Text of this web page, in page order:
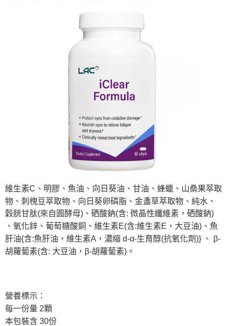
2.基於同意付款使用「大哥付你分期」之契約關係目的，商店將以您的個人
由本公司與您本人進行分期帳單所需資料之確認、核對及更正。
3.完整用戶服務條款，請詳閱以下連結：
https://oppay.tw/userRule
※ 交易是否成功請以「AFTEE先享後付 」之結帳頁面顯示為準，若有關於
是否繳費成功／繳費後需取消欲退款等相關疑問，請聯繫「AFTEE先享後付
https://netprotections.freshdesk.com/support/home
１．透過由恩沛科技股份有限公司提供之「AFTEE先享後付」服務完成之交
易，需依本服務之必要範圍內提供個人資料，並將交易相關給付款項請求債
權轉讓予恩沛科技股份有限公司。
２．關於個人資料處理事宜，請瀏覽以下網址：
https://aftee.tw/terms/#terms3
３．未成年的使用者請事先徵得法定代理人或監護人之同意方可使用
「AFTEE先享後付」，若未經同意申辦者引起之損失，本公司不負相關責
４．使用「AFTEE先享後付」時，將依據個別帳號之用戶狀況，依本公司即
時審查核予不同之上限額度；若仍有額度不足之情形，本公司將視審查結果
請求用戶進行身份認證。
５．嚴禁一人註冊多個帳號或使用他人資訊註冊。若發現惡意使用之情形，
京站台北店客服中心(1F星巴克旁) 即日起不提供京站紙袋，取件時
請自備購物袋，若需購買紙袋可現場詢問
維生素C、明膠、魚油、向日葵油、甘油、蜂蠟、山桑果萃取
物、刺槐豆萃取物、向日葵卵磷脂、金盞草萃取物、純水、
穀胱甘肽(來自圓酵母)、硒酸鈉(含: 微晶性纖維素，硒酸鈉)
、氧化鋅、葡萄糖酸銅、維生素E(含:維生素E，大豆油)、魚
肝油{含:魚肝油，維生素A，濃縮 d-α-生育醇(抗氧化劑)} 、 β-
胡蘿蔔素(含: 大豆油，β-胡蘿蔔素)。
營養標示：
每一份量 2顆
本包裝含 30份